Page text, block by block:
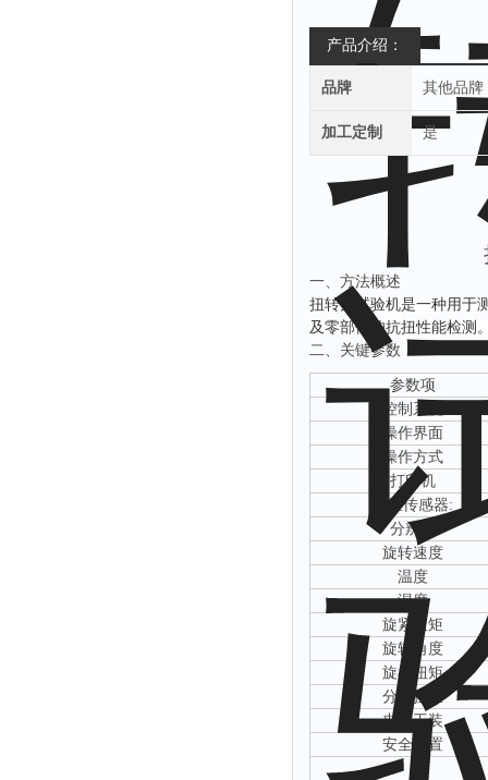
产品介绍：
品牌 其他品牌
加工定制 是
‌一、 方法概述
扭转力试验机是一种用于
及零部件的抗扭性能检测
‌二、关键参数
‌参数项‌
控制系统
操作界面
操作方式
打印机
扭矩传感器:
分辨率
旋转速度
温度
湿度
旋紧扭矩
旋转角度
旋松扭矩
分离扭矩
夹具工装
安全配置